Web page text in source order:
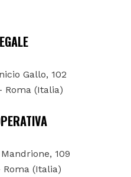
Gallo, 102
Roma (Italia)
109
Roma (Italia)